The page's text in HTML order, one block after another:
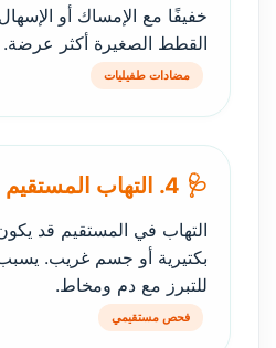
خفيفًا مع الإمساك أو
القطط الصغيرة أكثر عرضة.
مضادات طفيليات
🩺 4. التهاب المستقيم (Proctitis)
التهاب في المستقيم قد
بكتيرية أو جسم غريب.
للتبرز مع دم ومخاط.
فحص مستقيمي